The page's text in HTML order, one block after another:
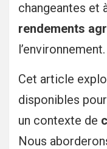
changeantes et
rendements
l’environnement.
Cet article
disponibles
un contexte de
Nous